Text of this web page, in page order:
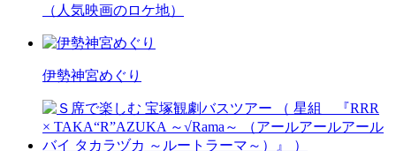
（人気映画のロケ地）
伊勢神宮めぐり